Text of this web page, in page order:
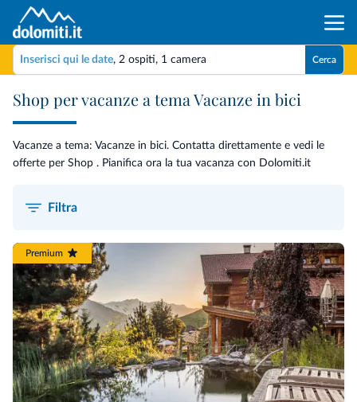
Inserisci qui le date, 2 ospiti, 1 camera Cerca
Shop per vacanze a tema Vacanze in bici
Vacanze a tema: Vacanze in bici. Contatta direttamente e vedi le
offerte per Shop . Pianifica ora la tua vacanza con Dolomiti.it
Filtra
Premium